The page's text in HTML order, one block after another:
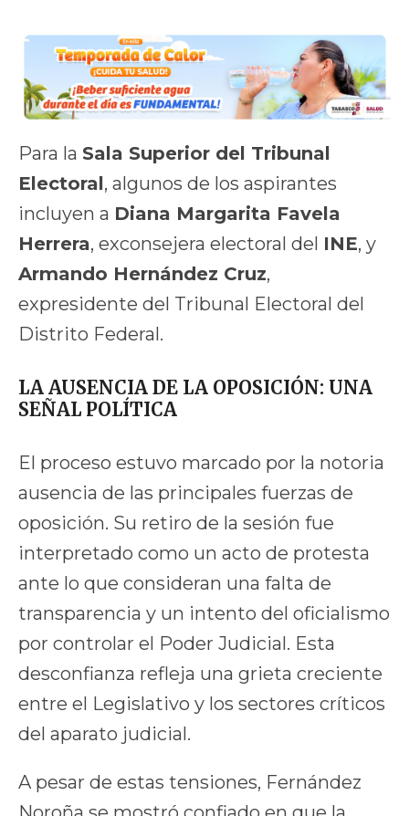
Para la Sala Superior del Tribunal
Electoral, algunos de los aspirantes
incluyen a Diana Margarita Favela
Herrera, exconsejera electoral del INE, y
Armando Hernández Cruz,
expresidente del Tribunal Electoral del
Distrito Federal.
LA AUSENCIA DE LA OPOSICIÓN: UNA
SEÑAL POLÍTICA
El proceso estuvo marcado por la notoria
ausencia de las principales fuerzas de
oposición. Su retiro de la sesión fue
interpretado como un acto de protesta
ante lo que consideran una falta de
transparencia y un intento del oficialismo
por controlar el Poder Judicial. Esta
desconfianza refleja una grieta creciente
entre el Legislativo y los sectores críticos
del aparato judicial.
A pesar de estas tensiones, Fernández